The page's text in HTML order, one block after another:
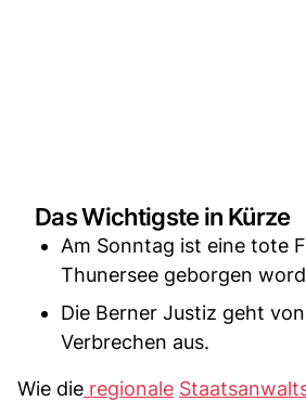
Das Wichtigste in Kürze
Am Sonntag ist eine tote
Thunersee geborgen
Die Berner Justiz geht
Verbrechen aus.
Wie die regionale